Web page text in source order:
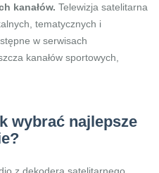
kanałów. Telewizja satelitarna
tematycznych i
w serwisach
kanałów sportowych,
wybrać najlepsze